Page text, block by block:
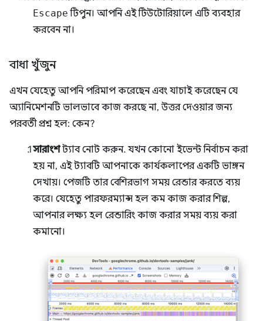
Escape টিপুন। আপনি এই টিউটোরিয়ালে এটি ব্যবহার
করবেন না।
বাধা খুঁজুন
এখন যেহেতু আপনি পরিমাপ করেছেন এবং যাচাই করেছেন যে
অ্যানিমেশনটি ভালভাবে কাজ করছে না, উত্তর দেওয়ার জন্য
পরবর্তী প্রশ্ন হল: কেন?
সারাংশট্যাব নোট করুন. যখন কোনো ইভেন্ট নির্বাচন করা
হয় না, এই ট্যাবটি আপনাকে কার্যকলাপের একটি ভাঙ্গন
দেখায়। পেজটি তার বেশিরভাগ সময় রেন্ডার করতে ব্যয়
করে। যেহেতু পারফরম্যান্স হল কম কাজ করার শিল্প,
আপনার লক্ষ্য হল রেন্ডারিং কাজ করার সময় ব্যয় করা
কমানো।